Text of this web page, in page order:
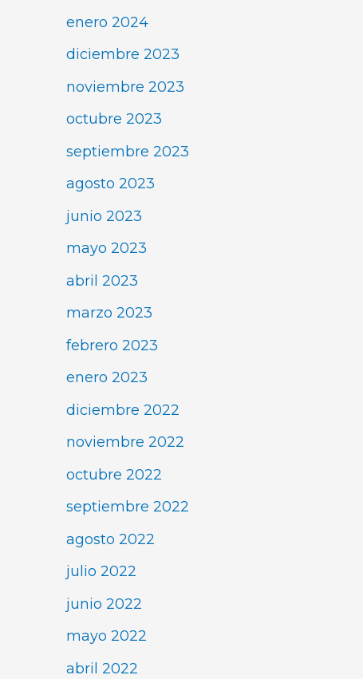
enero 2024
diciembre 2023
noviembre 2023
octubre 2023
septiembre 2023
agosto 2023
junio 2023
mayo 2023
abril 2023
marzo 2023
febrero 2023
enero 2023
diciembre 2022
noviembre 2022
octubre 2022
septiembre 2022
agosto 2022
julio 2022
junio 2022
mayo 2022
abril 2022